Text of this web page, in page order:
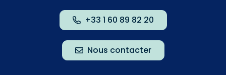
+33 1 60 89 82 20
Nous contacter